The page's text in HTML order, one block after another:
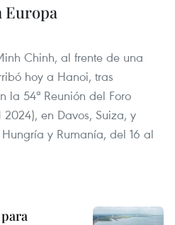
Europa
Chinh, al frente de una
hoy a Hanoi, tras
la 54ª Reunión del Foro
en Davos, Suiza, y
y Rumanía, del 16 al